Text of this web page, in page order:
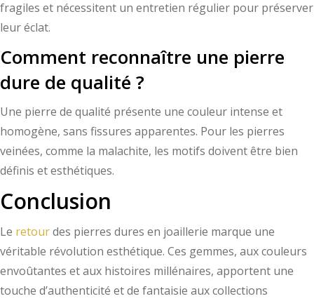
fragiles et nécessitent un entretien régulier pour préserver
leur éclat.
Comment reconnaître une pierre
dure de qualité ?
Une pierre de qualité présente une couleur intense et
homogène, sans fissures apparentes. Pour les pierres
veinées, comme la malachite, les motifs doivent être bien
définis et esthétiques.
Conclusion
Le retourdes pierres dures en joaillerie marque une
véritable révolution esthétique. Ces gemmes, aux couleurs
envoûtantes et aux histoires millénaires, apportent une
touche d’authenticité et de fantaisie aux collections